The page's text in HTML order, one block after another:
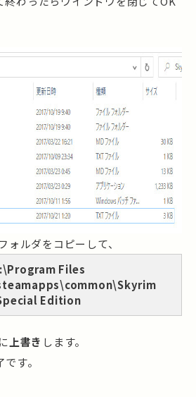
ルダをコピーして、
Files
Edition
上書き します。
す。